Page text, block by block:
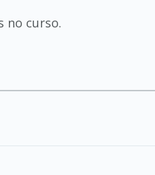
no curso.